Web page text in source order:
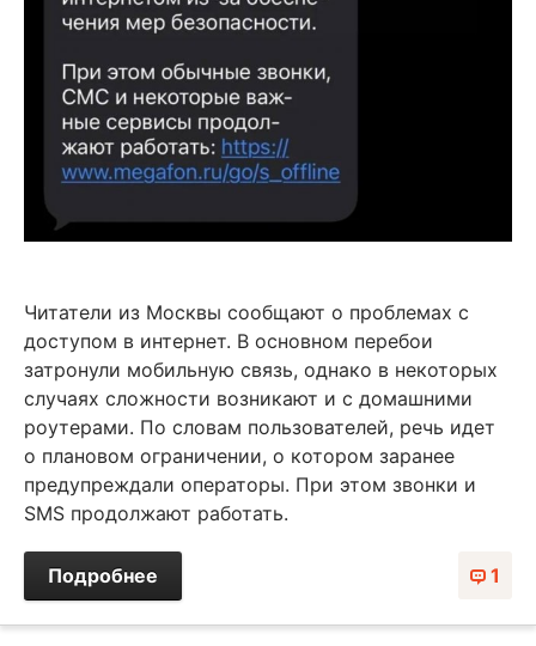
Читатели из Москвы сообщают о проблемах с
доступом в интернет. В основном перебои
затронули мобильную связь, однако в некоторых
случаях сложности возникают и с домашними
роутерами. По словам пользователей, речь идет
о плановом ограничении, о котором заранее
предупреждали операторы. При этом звонки и
SMS продолжают работать.
1
Подробнее